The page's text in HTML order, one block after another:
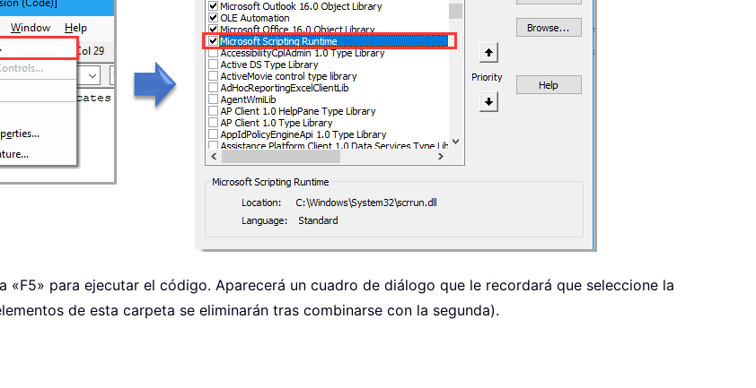
«F5» para ejecutar el código. Aparecerá un cuadro de diálogo que le recordará que seleccione la
de esta carpeta se eliminarán tras combinarse con la segunda).